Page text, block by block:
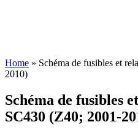
Home » Schéma de fusibles et
2010)
Schéma de fusibles
SC430 (Z40; 2001-